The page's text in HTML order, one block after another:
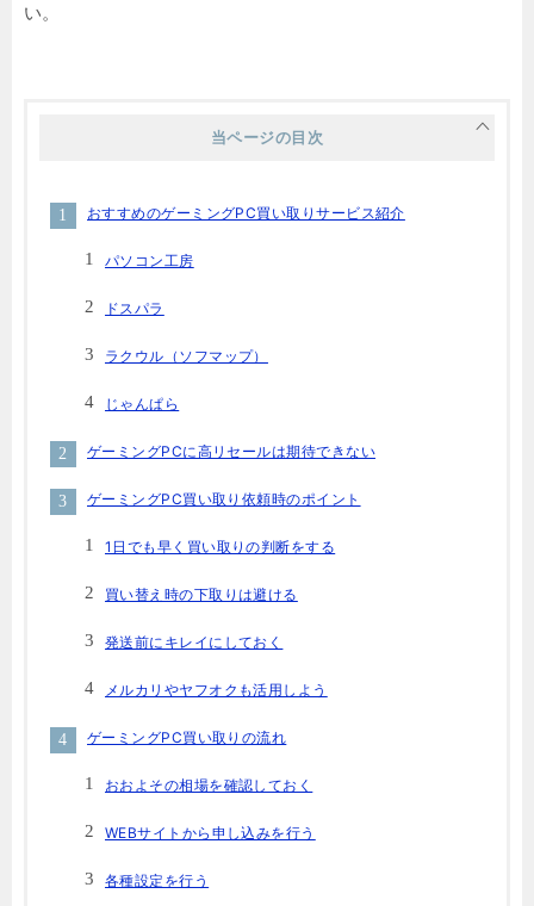
い。
当ページの目次
おすすめのゲーミングPC買い取りサービス紹介
パソコン工房
ドスパラ
ラクウル（ソフマップ）
じゃんぱら
ゲーミングPCに高リセールは期待できない
ゲーミングPC買い取り依頼時のポイント
1日でも早く買い取りの判断をする
買い替え時の下取りは避ける
発送前にキレイにしておく
メルカリやヤフオクも活用しよう
ゲーミングPC買い取りの流れ
おおよその相場を確認しておく
WEBサイトから申し込みを行う
各種設定を行う